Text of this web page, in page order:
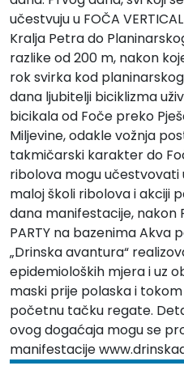
učestvuju u FOČA
Kralja Petra do
razlike od 200 m, nakon
rok svirka kod
dana ljubitelji biciklizma
bicikala od Foče preko
Miljevine, odakle vožnja
takmičarski karakter do
ribolova mogu učestvovati
maloj školi ribolova i akciji
dana manifestacije, nakon
PARTY na bazenima Akva
„Drinska avantura“
epidemioloških mjera i uz
maski prije polaska i
početnu tačku regate.
ovog dogaćaja mogu se
manifestacije